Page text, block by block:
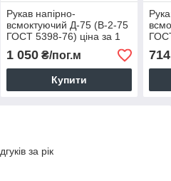
Рукав напірно-
всмоктуючий Д-75 (В-2-75
ГОСТ 5398-76) ціна за 1
м.п.
1 050₴/пог.м
Купити
м.п.
714
за рік